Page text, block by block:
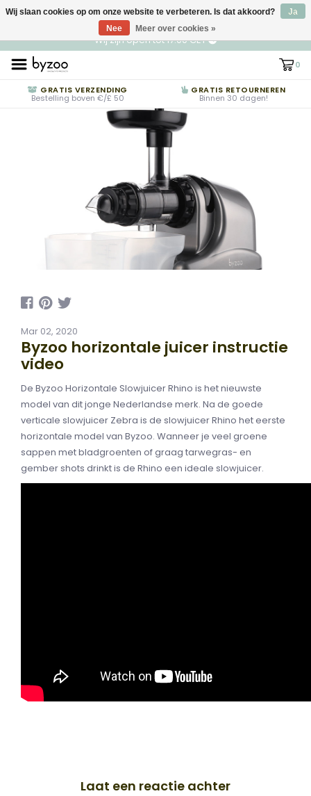
NL
€ EUR
Wij zijn open tot 17:00 CET
0
GRATIS VERZENDING
Bestelling boven €/£ 50
GRATIS RETOURNEREN
Binnen 30 dagen!
Mar 02, 2020
Byzoo horizontale juicer instructie
video
De Byzoo Horizontale Slowjuicer Rhino is het nieuwste
model van dit jonge Nederlandse merk. Na de goede
verticale slowjuicer Zebra is de slowjuicer Rhino het eerste
horizontale model van Byzoo. Wanneer je veel groene
sappen met bladgroenten of graag tarwegras- en
gember shots drinkt is de Rhino een ideale slowjuicer.
Laat een reactie achter
Wij slaan cookies op om onze website te verbeteren. Is dat akkoord?
Ja
Nee
Meer over cookies »